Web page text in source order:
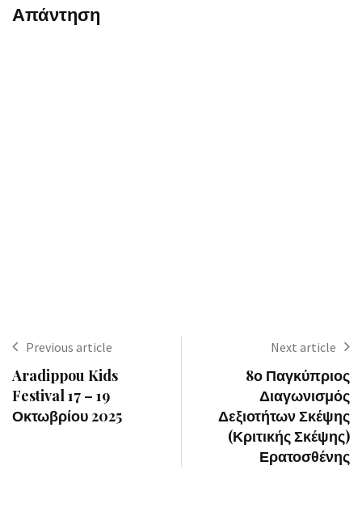
Απάντηση
Previous article
Aradippou Kids
Festival 17 – 19
Οκτωβρίου 2025
Next article
8ο Παγκύπριος
Διαγωνισμός
Δεξιοτήτων Σκέψης
(Κριτικής Σκέψης)
Ερατοσθένης